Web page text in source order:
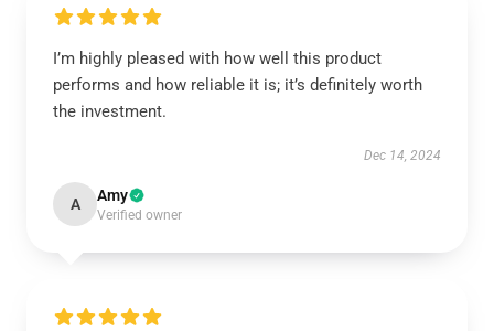
I’m highly pleased with how well this product
performs and how reliable it is; it’s definitely worth
the investment.
Dec 14, 2024
A Amy
Verified owner